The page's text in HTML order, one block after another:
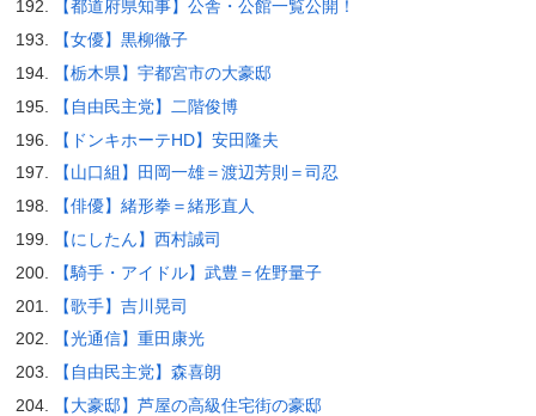
【都道府県知事】公舎・公館一覧公開！
【女優】黒柳徹子
【栃木県】宇都宮市の大豪邸
【自由民主党】二階俊博
【ドンキホーテHD】安田隆夫
【山口組】田岡一雄＝渡辺芳則＝司忍
【俳優】緒形拳＝緒形直人
【にしたん】西村誠司
【騎手・アイドル】武豊＝佐野量子
【歌手】吉川晃司
【光通信】重田康光
【自由民主党】森喜朗
【大豪邸】芦屋の高級住宅街の豪邸